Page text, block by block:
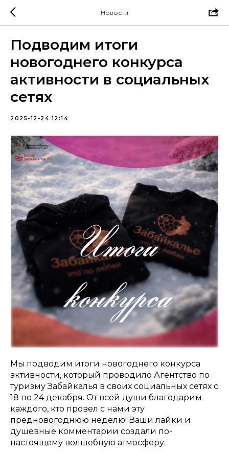
Новости
Подводим итоги
новогоднего конкурса
активности в социальных
сетях
2025-12-24 12:14
Мы подводим итоги новогоднего конкурса
активности, который проводило Агентство по
туризму Забайкалья в своих социальных сетях с
18 по 24 декабря. От всей души благодарим
каждого, кто провел с нами эту
предновогоднюю неделю! Ваши лайки и
душевные комментарии создали по-
настоящему волшебную атмосферу.